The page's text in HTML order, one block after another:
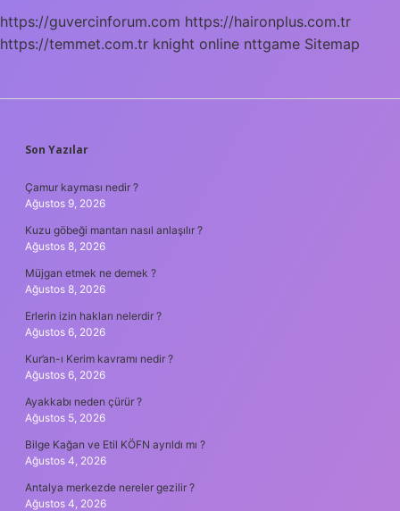
Kaç
https://guvercinforum.com https://haironplus.com.tr
https://temmet.com.tr knight online nttgame Sitemap
SIDEBAR
Son Yazılar
Çamur kayması nedir ?
Ağustos 9, 2026
Kuzu göbeği mantarı nasıl anlaşılır ?
Ağustos 8, 2026
Müjgan etmek ne demek ?
Ağustos 8, 2026
Erlerin izin hakları nelerdir ?
Ağustos 6, 2026
Kur’an-ı Kerim kavramı nedir ?
Ağustos 6, 2026
Ayakkabı neden çürür ?
Ağustos 5, 2026
Bilge Kağan ve Etil KÖFN ayrıldı mı ?
Ağustos 4, 2026
Antalya merkezde nereler gezilir ?
Ağustos 4, 2026